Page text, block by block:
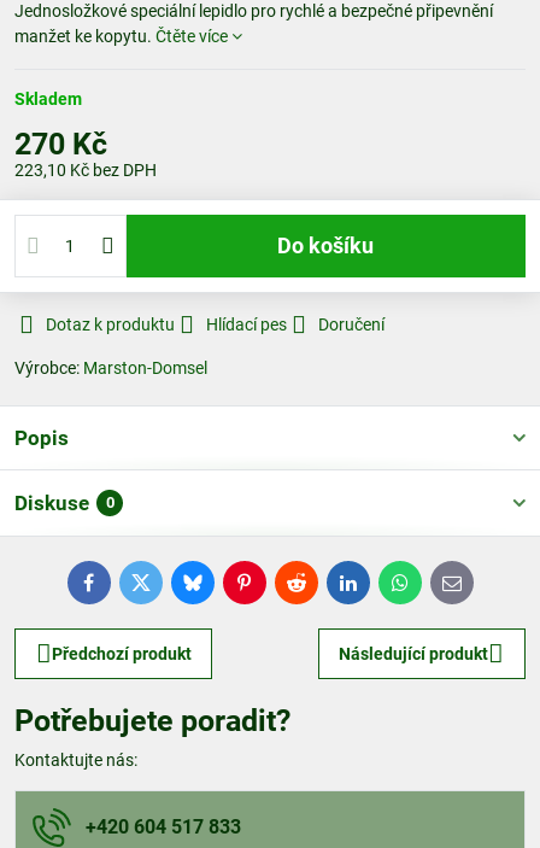
Jednosložkové speciální lepidlo pro rychlé a bezpečné připevnění
manžet ke kopytu. Čtěte více
Skladem
270 Kč
223,10 Kč bez DPH
Do košíku
Dotaz k produktu Hlídací pes Doručení
Výrobce: Marston-Domsel
Popis
Diskuse 0
FacebookTwitterBlueskyPinterestRedditLinkedInWhatsApp
E-
mail
Předchozí produkt Následující produkt
Potřebujete poradit?
Kontaktujte nás:
+420 604 517 833